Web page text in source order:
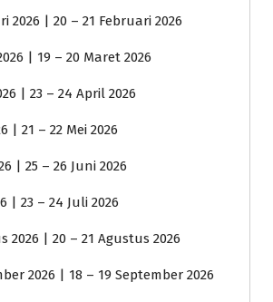
2026 | 20 – 21 Februari 2026
| 19 – 20 Maret 2026
| 23 – 24 April 2026
| 21 – 22 Mei 2026
| 25 – 26 Juni 2026
| 23 – 24 Juli 2026
2026 | 20 – 21 Agustus 2026
2026 | 18 – 19 September 2026